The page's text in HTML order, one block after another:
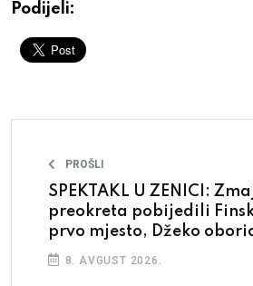
Podijeli:
PROŠLI
SPEKTAKL U ZENICI:
preokreta pobijedili
prvo mjesto, Džeko
8. AVGUST 2026.